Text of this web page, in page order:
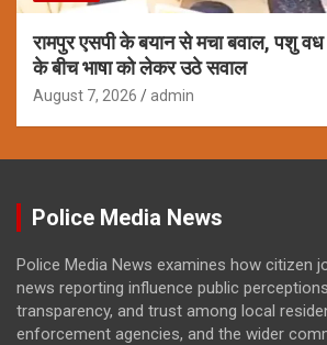
रामपुर एसपी के बयान से मचा बवाल, पशु
के बीच भाषा को लेकर उठे सवाल
August 7, 2026 admin
Police Media News
Police Media News examines how citizen
news reporting influence public
transparency, and trust among local
enforcement agencies, and the wider